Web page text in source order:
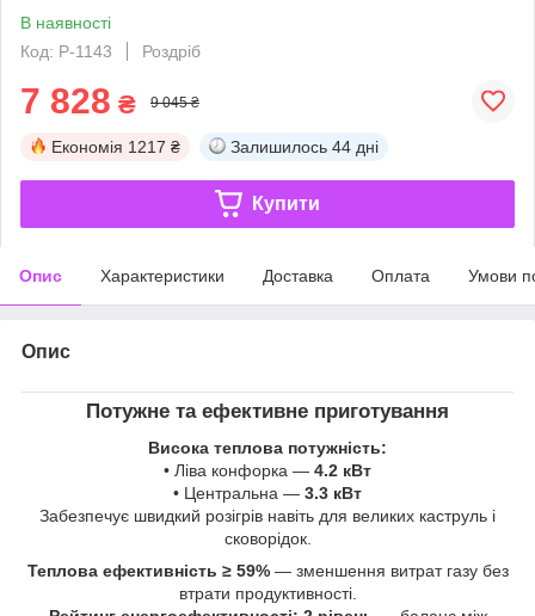
В наявності
Код: P-1143
Роздріб
7 828 ₴ 9 045 ₴
Економія 1217 ₴ Залишилось 44 дні
Купити
Опис Характеристики Доставка Оплата Умови
Опис
Потужне та ефективне приготування
Висока теплова потужність:
• Ліва конфорка — 4.2 кВт
• Центральна — 3.3 кВт
Забезпечує швидкий розігрів навіть для великих каструль і
сковорідок.
Теплова ефективність ≥ 59%— зменшення витрат газу без
втрати продуктивності.